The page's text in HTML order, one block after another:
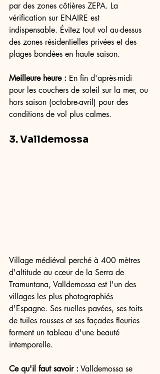
par des zones côtières ZEPA. La
vérification sur ENAIRE est
indispensable. Évitez tout vol au-dessus
des zones résidentielles privées et des
plages bondées en haute saison.
Meilleure heure : En fin d'après-midi
pour les couchers de soleil sur la mer, ou
hors saison (octobre-avril) pour des
conditions de vol plus calmes.
3. Valldemossa
Village médiéval perché à 400 mètres
d'altitude au cœur de la Serra de
Tramuntana, Valldemossa est l'un des
villages les plus photographiés
d'Espagne. Ses ruelles pavées, ses toits
de tuiles rousses et ses façades fleuries
forment un tableau d'une beauté
intemporelle.
Ce qu'il faut savoir : Valldemossa se